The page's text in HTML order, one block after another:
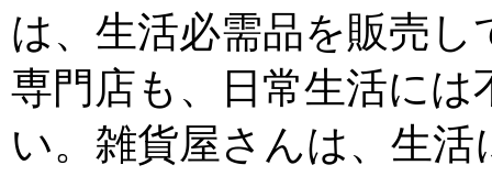
は、生活必需品を販売
専門店も、日常生活に
い。雑貨屋さんは、生